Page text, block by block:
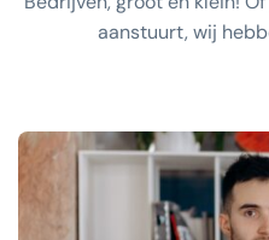
aanstuurt, wij